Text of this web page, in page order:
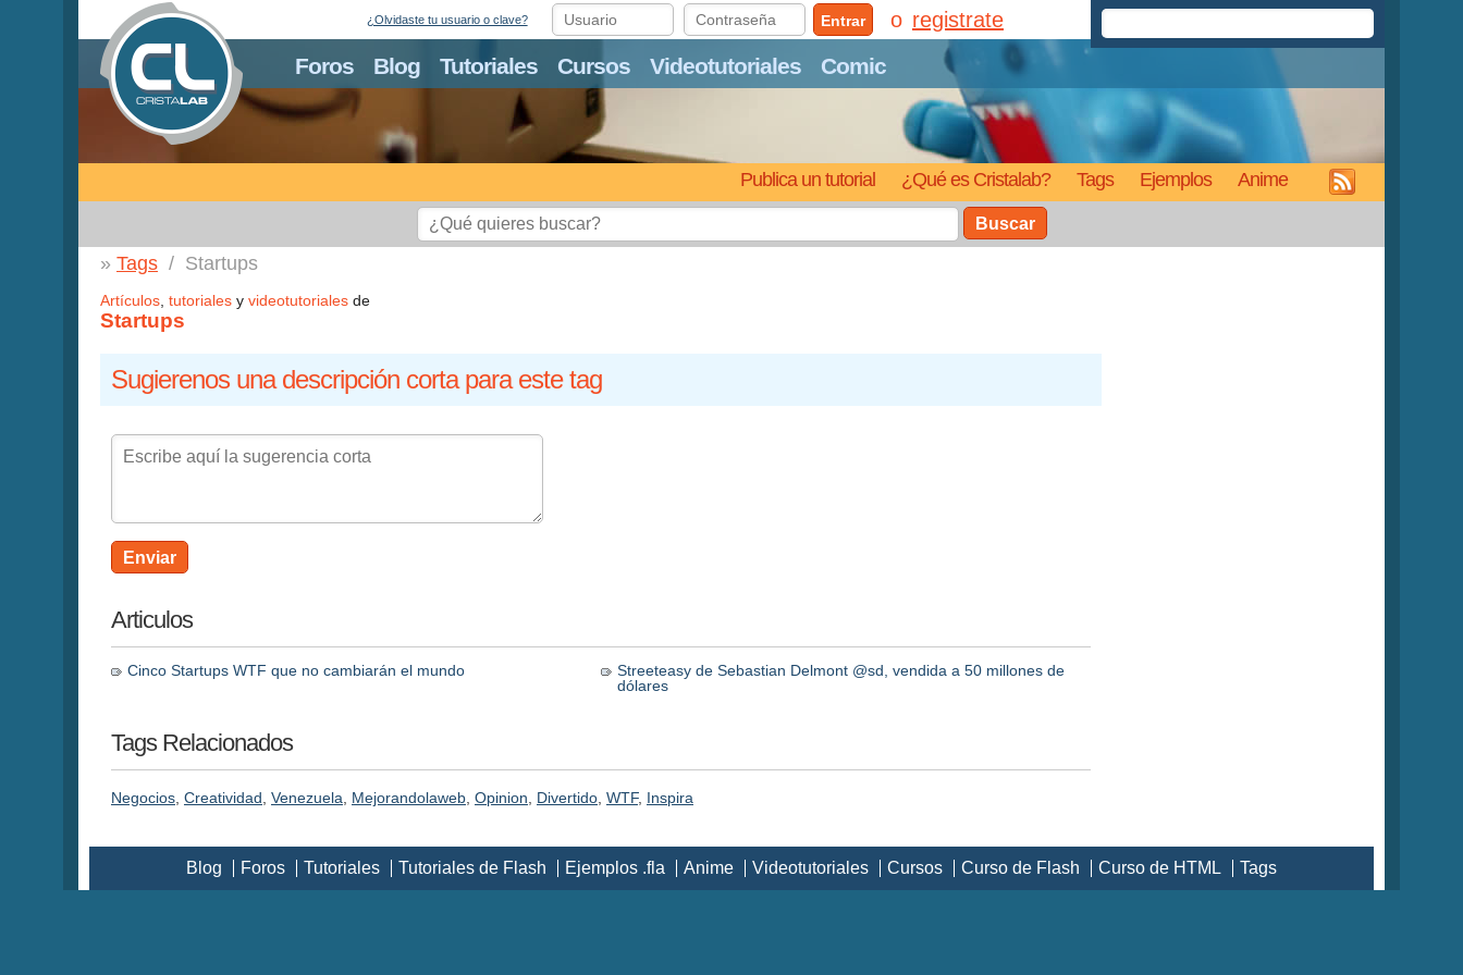
Foros Blog Tutoriales Cursos Videotutoriales Comic
Publica un tutorial ¿Qué es Cristalab? Tags Ejemplos Anime
¿Olvidaste tu usuario o clave? Entrar registrate
Buscar
Tags Startups
Artículos tutoriales y videotutoriales de
Startups
Sugierenos una descripción corta para este tag
Enviar
Articulos
Cinco Startups WTF que no cambiarán el mundo
Streeteasy de Sebastian Delmont @sd, vendida a 50 millones de
dólares
Tags Relacionados
Negocios Creatividad Venezuela Mejorandolaweb Opinion Divertido WTF, Inspira
Blog Foros Tutoriales Tutoriales de Flash Ejemplos .fla Anime Videotutoriales Cursos Curso de Flash Curso de HTML Tags